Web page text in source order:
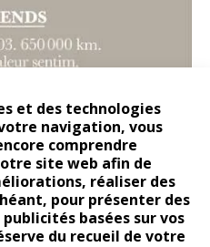
et des technologies
navigation, vous
comprendre
site web afin de
réaliser des
pour présenter des
basées sur vos
du recueil de votre